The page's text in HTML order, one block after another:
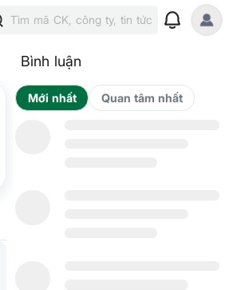
Tìm mã CK, công ty, tin tức
Bình luận
Mới nhất